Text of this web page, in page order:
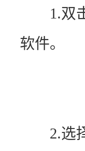
1.双击
软件。
2.选择